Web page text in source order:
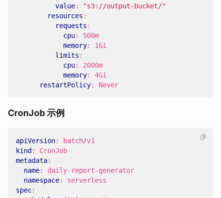
value:
"s3://output-bucket/"
resources :
requests :
cpu:
500m
memory:
1Gi
limits :
cpu:
2000m
memory:
4Gi
restartPolicy: Never
CronJob 示例
apiVersion:
batch/v1
kind :
CronJob
metadata:
name:
daily-report-generator
namespace:
serverless
spec: